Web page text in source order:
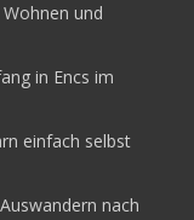
und
in Encs im
einfach selbst
nach